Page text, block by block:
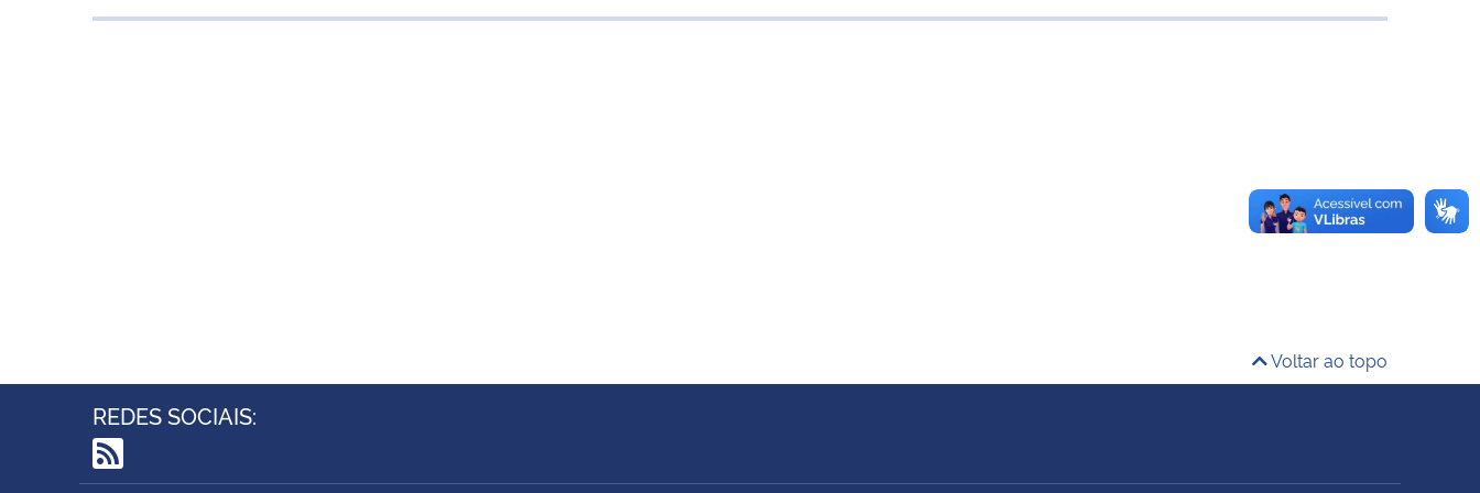
Voltar ao topo
REDES SOCIAIS: